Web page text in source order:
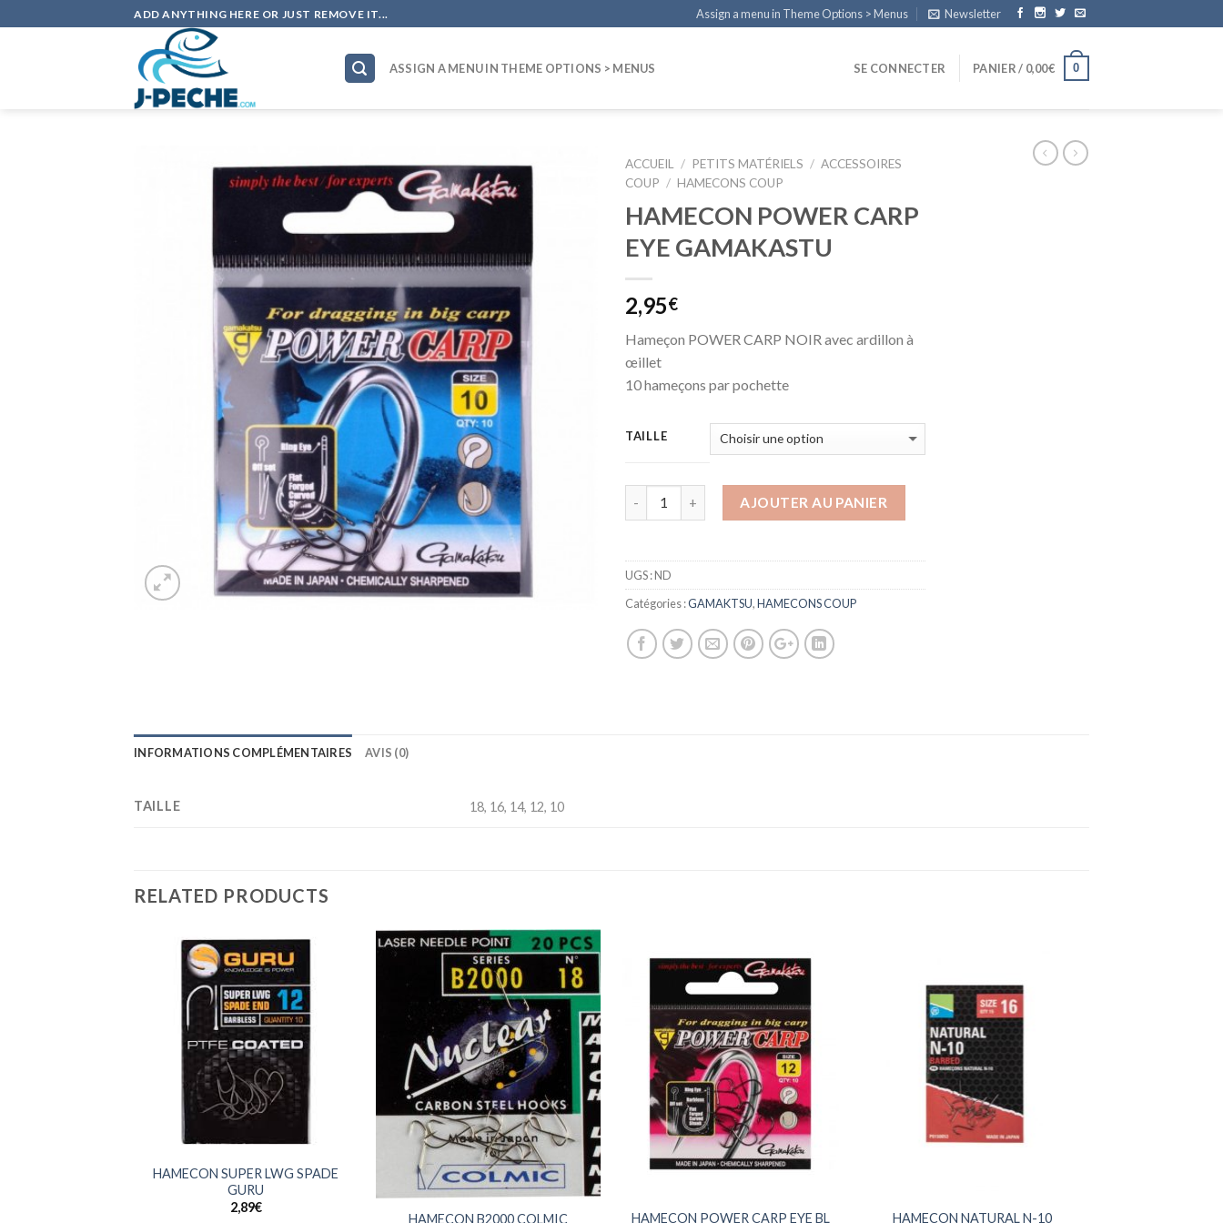
to
ADD ANYTHING HERE OR JUST REMOVE IT... Assign a menu in Theme Options > Menus Newsletter
ASSIGN A MENU IN THEME OPTIONS > MENUS SE CONNECTER PANIER / 0,00€ 0
ACCUEIL / PETITS MATÉRIELS / ACCESSOIRES
COUP / HAMECONS COUP
HAMECON POWER CARP
EYE GAMAKASTU
2,95€
Hameçon POWER CARP NOIR avec ardillon à
œillet
10 hameçons par pochette
TAILLE
AJOUTER AU PANIER
UGS :ND
Catégories :GAMAKTSU,HAMECONS COUP
INFORMATIONS COMPLÉMENTAIRES AVIS (0)
TAILLE 18, 16, 14, 12, 10
RELATED PRODUCTS
HAMECON SUPER LWG SPADE
GURU
2,89€
HAMECON B2000 COLMIC HAMECON POWER CARP EYE BL HAMECON NATURAL N-10